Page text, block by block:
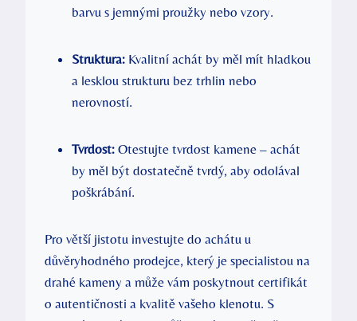
barvu s jemnými proužky nebo vzory.
Struktura: Kvalitní achát by měl mít hladkou
a lesklou strukturu bez trhlin nebo
nerovností.
Tvrdost: Otestujte tvrdost kamene – achát
by měl být dostatečně tvrdý, aby odolával
poškrábání.
Pro větší jistotu investujte do achátu u
důvěryhodného prodejce, který je specialistou na
drahé kameny a může vám poskytnout certifikát
o autentičnosti a kvalitě vašeho klenotu. S